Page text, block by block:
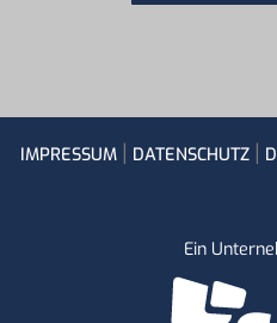
IMPRESSUM| DATENSCHUTZ|
Ein